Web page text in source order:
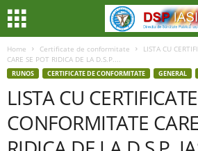
Home Certificate de conformitate
LISTA CU
CARE SE POT RIDICA DE LA D.S.P....
RUNOS CERTIFICATE DE CONFORMITATE GENERAL
LISTA CU
CONFORMITATE